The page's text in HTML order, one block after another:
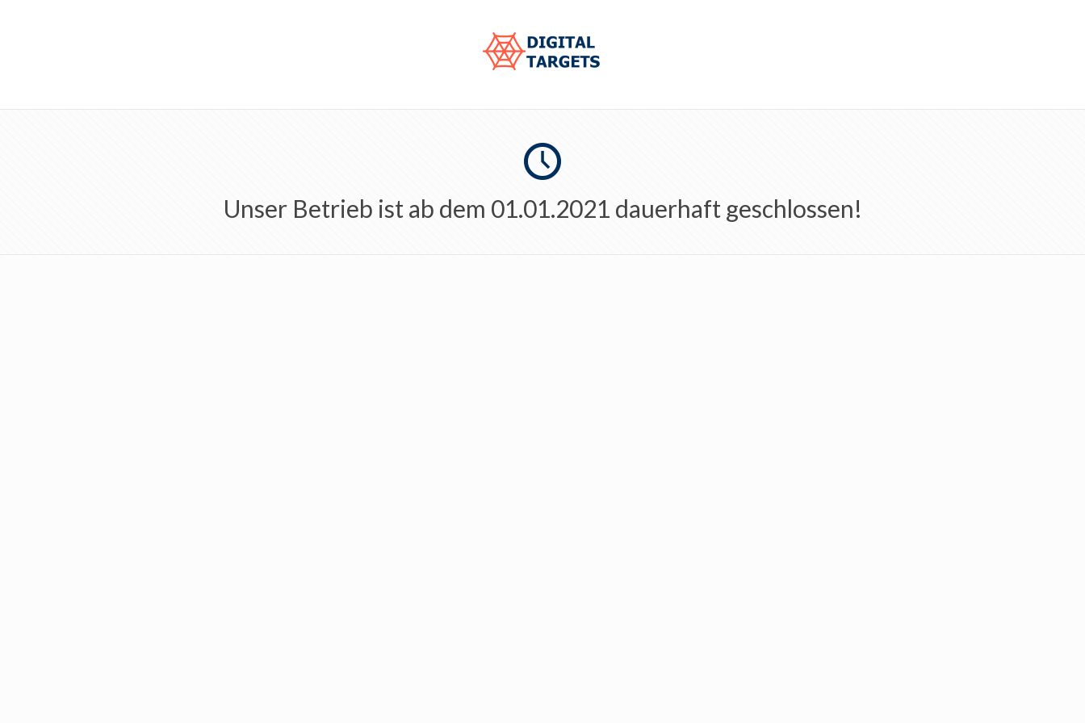
Unser Betrieb ist ab dem 01.01.2021 dauerhaft geschlossen!